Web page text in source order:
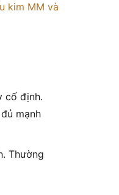
kim MM và
cố định.
mạnh
Thường